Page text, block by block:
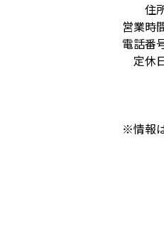
住所
営業時
電話番
定休
※情報